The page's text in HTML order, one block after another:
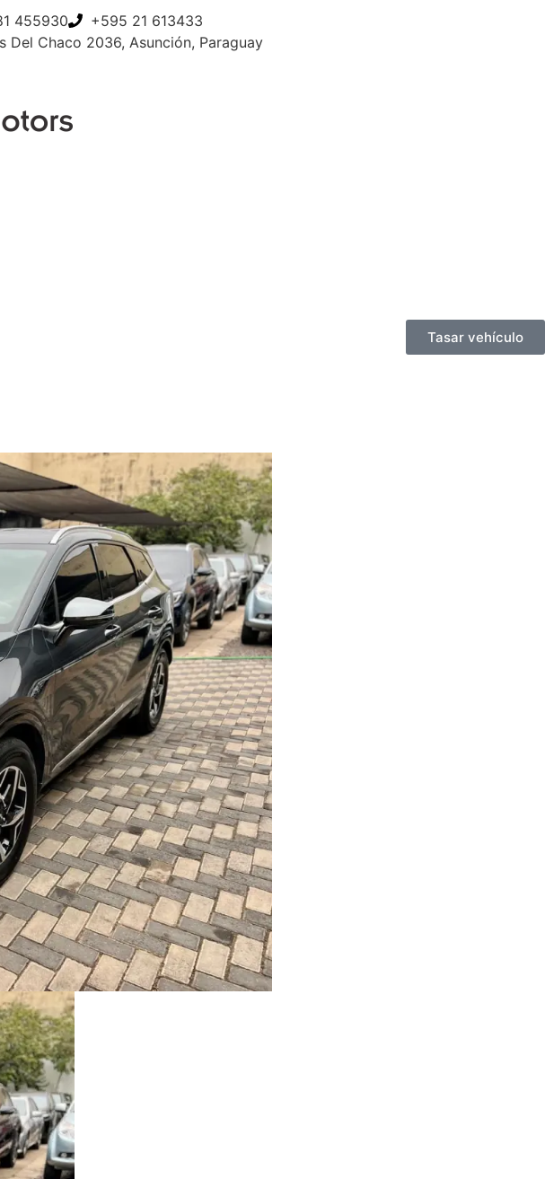
455930
+595 21 613433
Del Chaco 2036, Asunción, Paraguay
Tasar vehículo